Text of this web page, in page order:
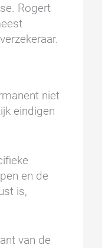
Rogert
niet
eindigen
en de
is,
van de